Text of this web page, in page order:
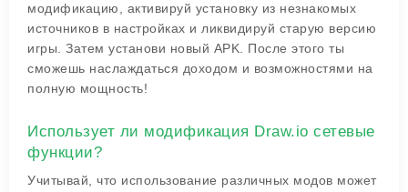
модификацию, активируй установку из незнакомых
источников в настройках и ликвидируй старую версию
игры. Затем установи новый APK. После этого ты
сможешь наслаждаться доходом и возможностями на
полную мощность!
Использует ли модификация Draw.io сетевые
функции?
Учитывай, что использование различных модов может